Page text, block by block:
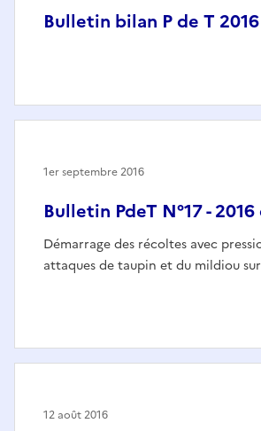
Bulletin bilan P de T 2016
Bulletin PdeT N°17 -
Démarrage des récoltes avec
attaques de taupin et du mildiou
1er septembre 2016
12 août 2016